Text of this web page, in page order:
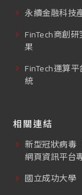
永續金融科技
FinTech商創
果
FinTech運算
統
相關連結
新型冠狀病毒
網頁資訊平台
國立成功大學